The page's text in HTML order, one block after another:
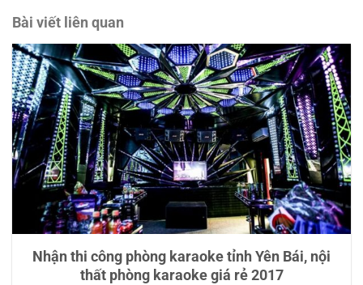
Bài viết liên quan
Nhận thi công phòng karaoke tỉnh Yên Bái, nội
thất phòng karaoke giá rẻ 2017